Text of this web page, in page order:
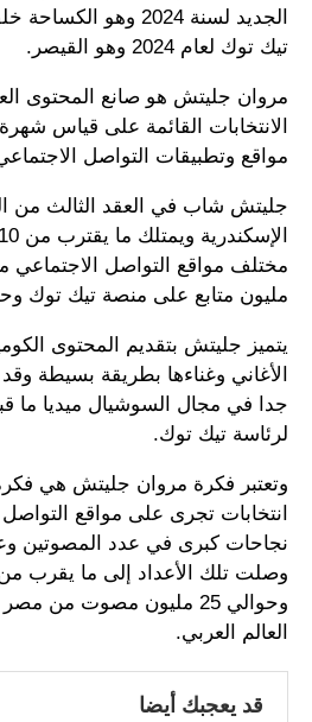
الجديد لسنة 2024 وهو
تيك توك لعام 2024 وهو القيصر.
مروان جليتش هو صانع المحتوى
الانتخابات القائمة على قياس
مواقع وتطبيقات التواصل
جليتش شاب في العقد الثالث من
مليون متابع على منصة تيك توك
يتميز جليتش بتقديم المحتوى
الأغاني وغناءها بطريقة بسيطة
جدا في مجال السوشيال ميديا ما
لرئاسة تيك توك.
وتعتبر فكرة مروان جليتش هي
انتخابات تجرى على مواقع
نجاحات كبرى في عدد المصوتين
وحوالي 25 مليون مصوت من
العالم العربي.
قد يعجبك أيضا